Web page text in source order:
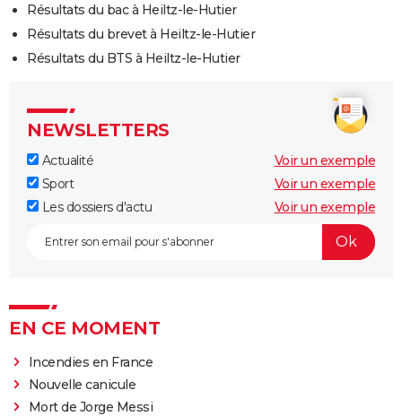
Résultats du bac à Heiltz-le-Hutier
Résultats du brevet à Heiltz-le-Hutier
Résultats du BTS à Heiltz-le-Hutier
NEWSLETTERS
Actualité
Voir un exemple
Sport
Voir un exemple
Les dossiers d'actu
Voir un exemple
EN CE MOMENT
Incendies en France
Nouvelle canicule
Mort de Jorge Messi